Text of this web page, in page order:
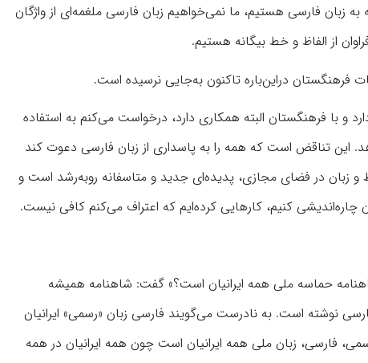
زبان فارسی هستیم، ما نمی‌خواهیم زبان فارسی ملغمه‌ای از واژگان
از الفاظ و خط بیگانه هستیم.
فرهنگستان دراین‌باره تاکنون به‌جایی نرسیده است.
و با فرهنگستان البته همکاری دارد، درخواست می‌کنم به استفاده
این تناقض است که همه را به پاسداری از زبان فارسی دعوت کند
زبان در فضای مجازی، پدیده‌ای جدید و متاسفانه روبه‌رشد است و
کنیم، کارهایی کرده‌ایم که اعتراف می‌کنم کافی نیست.
حماسه ملی همه ایرانیان است؟» گفت: شاهنامه همیشه
نوشته است. به نادرست می‌گویند فارسی زبان «رسمی» ایرانیان
فارسی، زبان ملی همه ایرانیان است چون همه ایرانیان در همه